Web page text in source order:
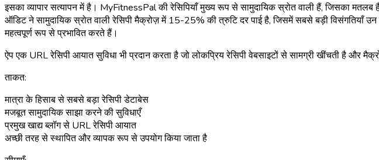
इसका व्यापार सत्यापन में है। MyFitnessPal की रेसिपियाँ मुख्य रूप से सामुदायिक स्रोत वाली हैं, जिसका मतलब है
ऑडिट ने सामुदायिक स्रोत वाली रेसिपी मैक्रोज़ में 15-25% की त्रुटि दर पाई है, जिसमें सबसे बड़ी विसंगतियाँ
महत्वपूर्ण रूप से प्रभावित करते हैं।
ऐप एक URL रेसिपी आयात सुविधा भी प्रदान करता है जो लोकप्रिय रेसिपी वेबसाइटों से सामग्री खींचती है और
ताकत:
मात्रा के हिसाब से सबसे बड़ा रेसिपी डेटाबेस
मजबूत सामुदायिक साझा करने की सुविधाएँ
प्रमुख खाद्य ब्लॉग से URL रेसिपी आयात
अच्छी तरह से स्थापित और व्यापक रूप से उपयोग किया जाता है